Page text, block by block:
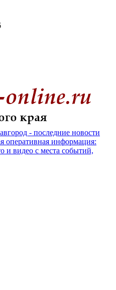
- последние новости
оперативная информация:
и видео с места событий,